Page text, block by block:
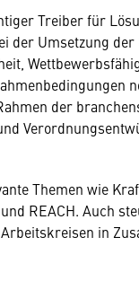
Treiber für
der Umsetzung der
der
Themen wie
REACH. Auch
in